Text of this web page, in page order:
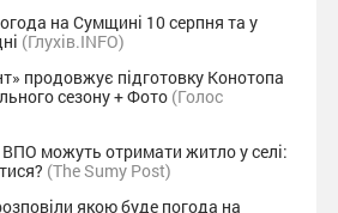
на Сумщині 10 серпня та у
(Глухів.INFO)
продовжує підготовку Конотопа
сезону + Фото (Голос
можуть отримати житло у селі:
(The Sumy Post)
якою буде погода на